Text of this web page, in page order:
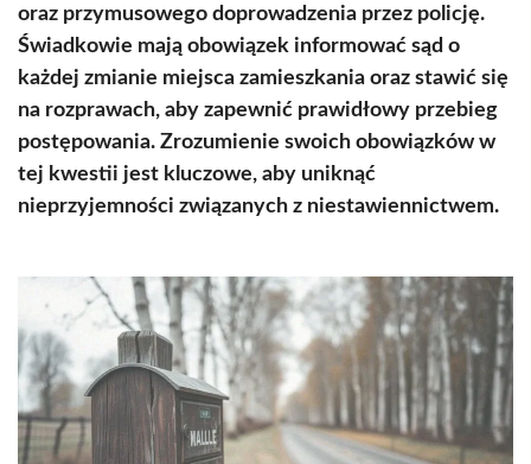
oraz przymusowego doprowadzenia przez policję.
Świadkowie mają obowiązek informować sąd o
każdej zmianie miejsca zamieszkania oraz stawić się
na rozprawach, aby zapewnić prawidłowy przebieg
postępowania. Zrozumienie swoich obowiązków w
tej kwestii jest kluczowe, aby uniknąć
nieprzyjemności związanych z niestawiennictwem.